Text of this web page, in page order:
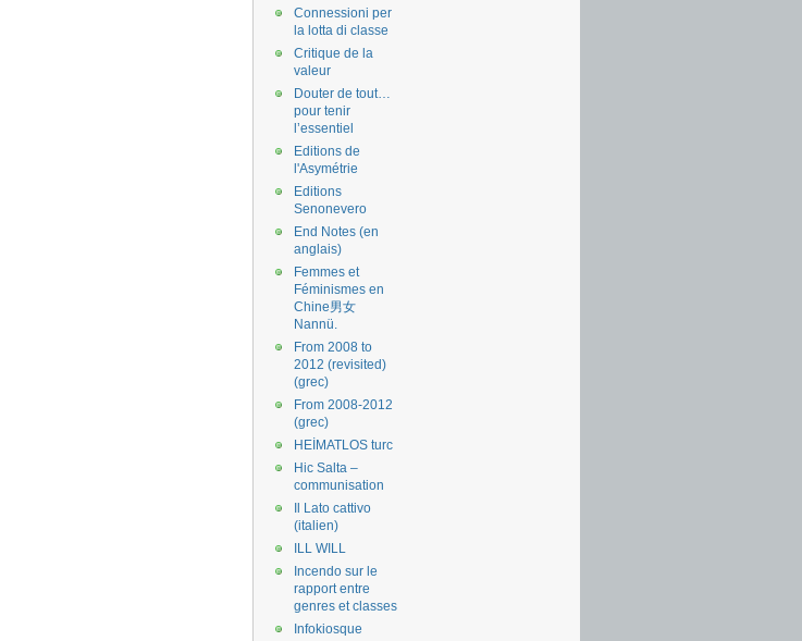
Connessioni per
la lotta di classe
Critique de la
valeur
Douter de tout…
pour tenir
l’essentiel
Editions de
l'Asymétrie
Editions
Senonevero
End Notes (en
anglais)
Femmes et
Féminismes en
Chine男女
Nannü.
From 2008 to
2012 (revisited)
(grec)
From 2008-2012
(grec)
HEİMATLOS turc
Hic Salta –
communisation
Il Lato cattivo
(italien)
ILL WILL
Incendo sur le
rapport entre
genres et classes
Infokiosque